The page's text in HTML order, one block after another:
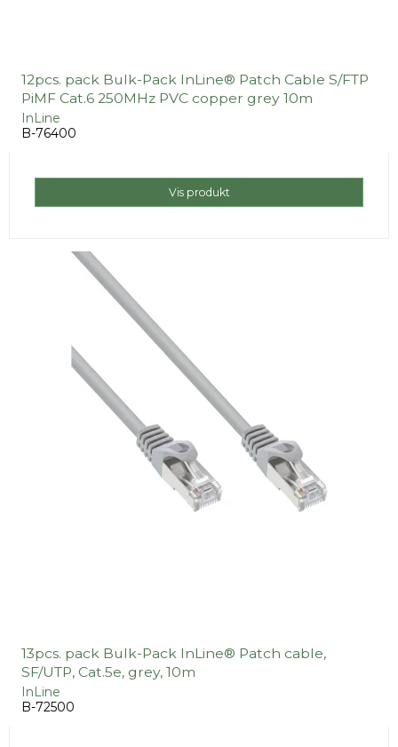
12pcs. pack Bulk-Pack InLine® Patch Cable S/FTP
PiMF Cat.6 250MHz PVC copper grey 10m
InLine
B-76400
Vis produkt
13pcs. pack Bulk-Pack InLine® Patch cable,
SF/UTP, Cat.5e, grey, 10m
InLine
B-72500